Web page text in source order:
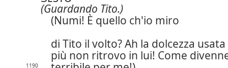
(Guardando Tito.)
(Numi! È quello ch'io miro
di Tito il volto?Ah la dolcezza usata
più non ritrovo in lui! Come
1190